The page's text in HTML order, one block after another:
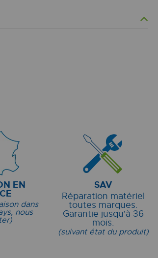
EN
dans
nous
SAV
Réparation matériel
toutes marques.
Garantie jusqu'à 36
mois.
(suivant état du produit)